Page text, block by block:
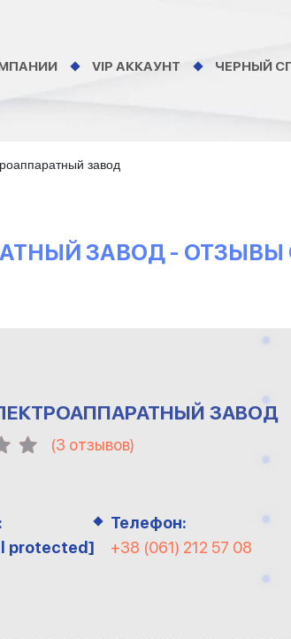
VIP АККАУНТ ЧЕРНЫЙ
завод
ЗАВОД -
ЗАВОД
(3 отзывов)
protected]
Телефон:
+38 (061) 212 57 08